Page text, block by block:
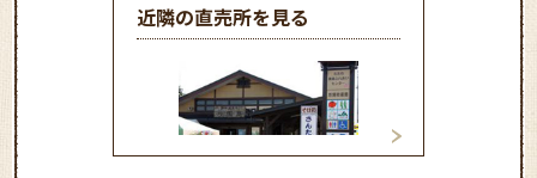
近隣の直売所を見る